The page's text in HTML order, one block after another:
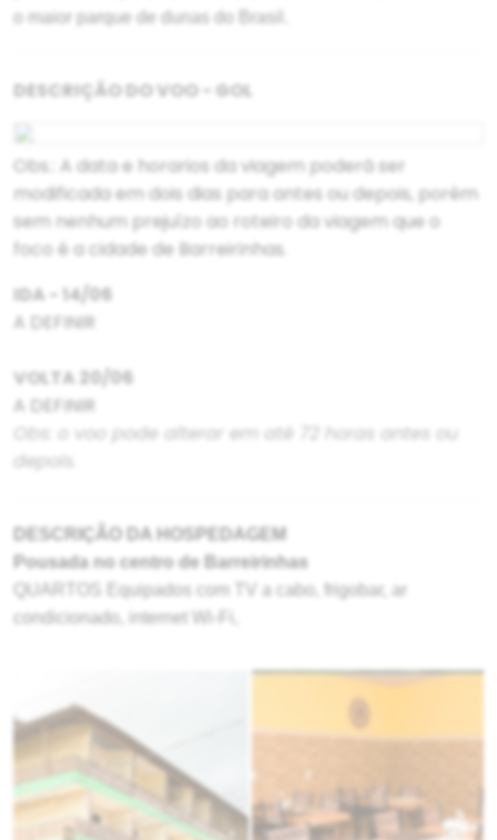
o maior parque de dunas do Brasil.
DESCRIÇÃO DO VOO - GOL
Obs.: A data e horarios da viagem poderá ser
modificada em dois dias para antes ou depois, porém
sem nenhum prejuízo ao roteiro da viagem que o
foco é a cidade de Barreirinhas.
IDA - 14/06
A DEFINIR
VOLTA 20/06
A DEFINIR
Obs: o voo pode alterar em até 72 horas antes ou
depois.
DESCRIÇÃO DA HOSPEDAGEM
Pousada no centro de Barreirinhas
quipados com TV a cabo, frigobar, ar
condicionado, internet Wi-Fi,